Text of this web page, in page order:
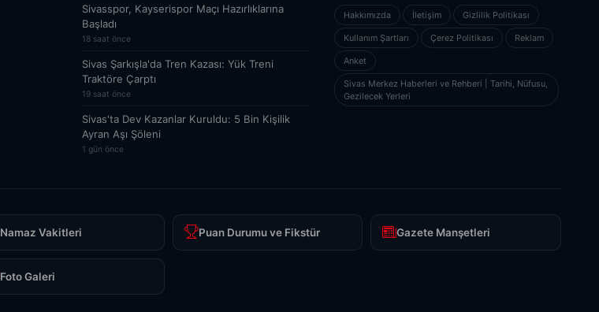
Sivasspor, Kayserispor Maçı Hazırlıklarına
Başladı
18 saat önce
Sivas Şarkışla'da Tren Kazası: Yük Treni
Traktöre Çarptı
19 saat önce
Sivas'ta Dev Kazanlar Kuruldu: 5 Bin Kişilik
Ayran Aşı Şöleni
1 gün önce
Hakkımızda İletişim Gizlilik Politikası
Kullanım Şartları Çerez Politikası Reklam
Anket
Sivas Merkez Haberleri ve Rehberi | Tarihi, Nüfusu,
Gezilecek Yerleri
Namaz Vakitleri Puan Durumu ve Fikstür Gazete Manşetleri
Foto Galeri